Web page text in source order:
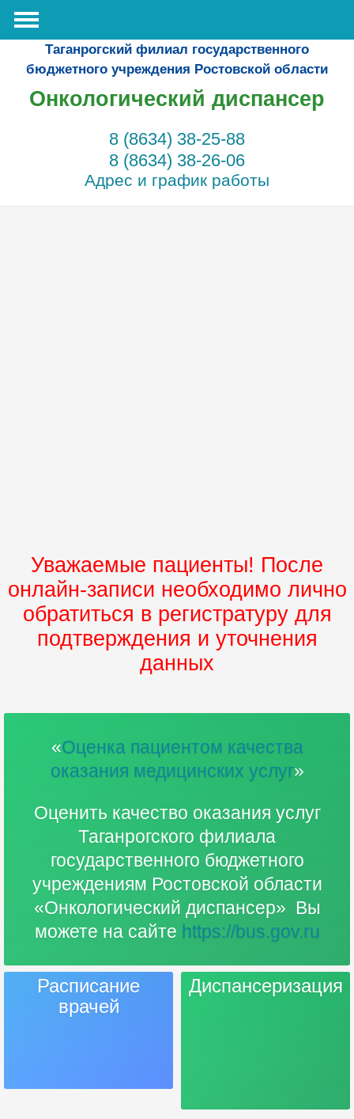
Таганрогский филиал государственного
бюджетного учреждения Ростовской области
Онкологический диспансер
8 (8634) 38-25-88
8 (8634) 38-26-06
Адрес и график работы
Уважаемые пациенты! После
онлайн-записи необходимо лично
обратиться в регистратуру для
подтверждения и уточнения
данных
«Оценка пациентом качества
оказания медицинских услуг»
Оценить качество оказания услуг
Таганрогского филиала
государственного бюджетного
учреждениям Ростовской области
«Онкологический диспансер» Вы
можете на сайте https://bus.gov.ru
Расписание
врачей
Диспансеризация